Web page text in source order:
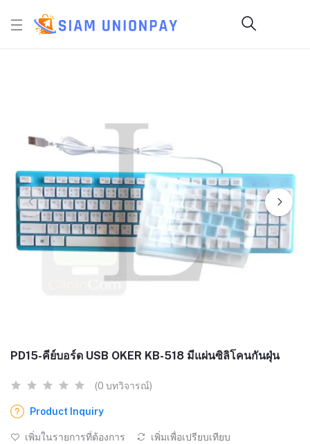
PD15-คีย์บอร์ด USB OKER KB-518 มีแผ่นซิลิโคนกันฝุ่น
(0 บทวิจารณ์)
Product Inquiry
เพิ่มในรายการที่ต้องการ เพิ่มเพื่อเปรียบเทียบ